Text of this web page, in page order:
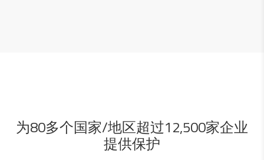
为80多个国家/地区超过12,500家企业
提供保护